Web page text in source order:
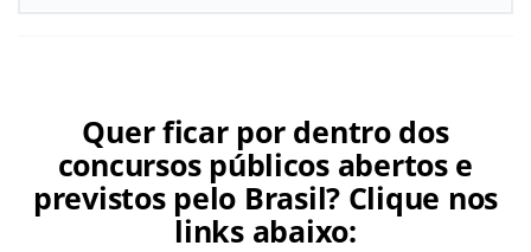
Quer ficar por dentro dos
concursos públicos abertos e
previstos pelo Brasil? Clique nos
links abaixo: